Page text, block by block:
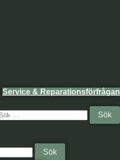
Service & Reparationsförfrågan